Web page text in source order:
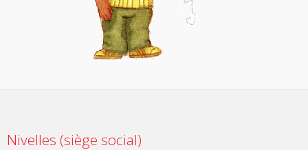
Nivelles (siège social)